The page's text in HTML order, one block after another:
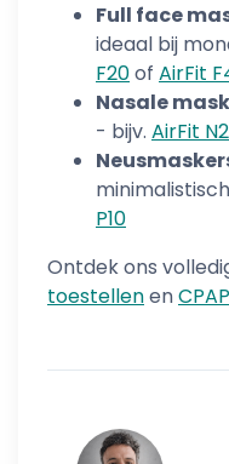
Full face
ideaal bij
F20of AirFit
Nasale
- bijv. AirFit
P10
Ontdek ons
toestellenen